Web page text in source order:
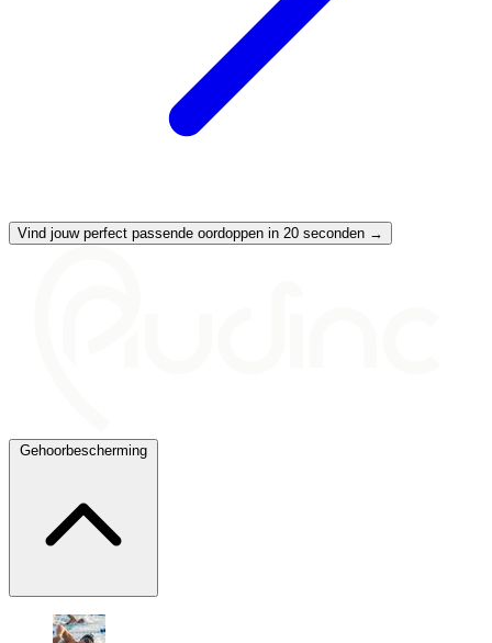
Vind jouw perfect passende oordoppen in 20 seconden →
Gehoorbescherming